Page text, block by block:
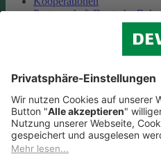
Partnerschaft Deutsche Bahn
Cookie-Einstellungen
Datenschutz
Impressum